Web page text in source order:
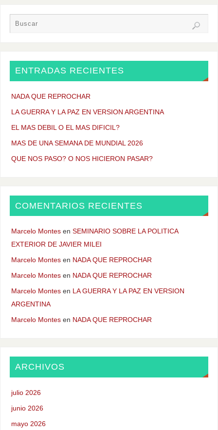
ENTRADAS RECIENTES
NADA QUE REPROCHAR
LA GUERRA Y LA PAZ EN VERSION ARGENTINA
EL MAS DEBIL O EL MAS DIFICIL?
MAS DE UNA SEMANA DE MUNDIAL 2026
QUE NOS PASO? O NOS HICIERON PASAR?
COMENTARIOS RECIENTES
Marcelo Montesen SEMINARIO SOBRE LA POLITICA
EXTERIOR DE JAVIER MILEI
Marcelo Montesen NADA QUE REPROCHAR
Marcelo Montesen NADA QUE REPROCHAR
Marcelo Montesen LA GUERRA Y LA PAZ EN VERSION
ARGENTINA
Marcelo Montesen NADA QUE REPROCHAR
ARCHIVOS
julio 2026
junio 2026
mayo 2026